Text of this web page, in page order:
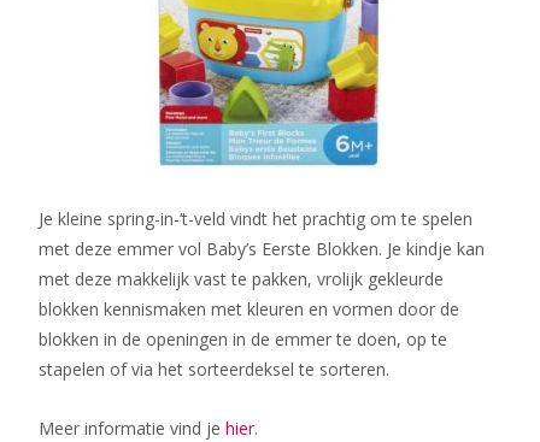
Je kleine spring-in-‘t-veld vindt het prachtig om te spelen
met deze emmer vol Baby’s Eerste Blokken. Je kindje kan
met deze makkelijk vast te pakken, vrolijk gekleurde
blokken kennismaken met kleuren en vormen door de
blokken in de openingen in de emmer te doen, op te
stapelen of via het sorteerdeksel te sorteren.
Meer informatie vind je hier.